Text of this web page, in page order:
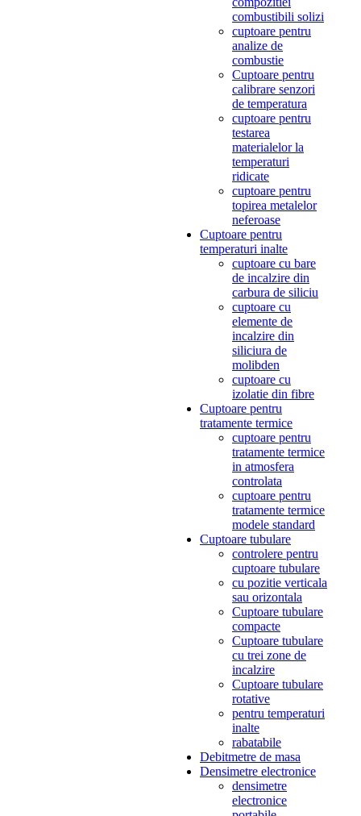
combustibili solizi
cuptoare pentru
analize de
combustie
Cuptoare pentru
calibrare senzori
de temperatura
cuptoare pentru
testarea
materialelor la
temperaturi
ridicate
cuptoare pentru
topirea metalelor
neferoase
Cuptoare pentru
temperaturi inalte
cuptoare cu bare
de incalzire din
carbura de siliciu
cuptoare cu
elemente de
incalzire din
siliciura de
molibden
cuptoare cu
izolatie din fibre
Cuptoare pentru
tratamente termice
cuptoare pentru
tratamente termice
in atmosfera
controlata
cuptoare pentru
tratamente termice
modele standard
Cuptoare tubulare
controlere pentru
cuptoare tubulare
cu pozitie verticala
sau orizontala
Cuptoare tubulare
compacte
Cuptoare tubulare
cu trei zone de
incalzire
Cuptoare tubulare
rotative
pentru temperaturi
inalte
rabatabile
Debitmetre de masa
Densimetre electronice
densimetre
electronice